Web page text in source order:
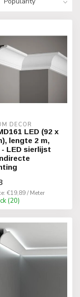
DECOR
LED (92 x
lengte 2 m,
- LED sierlijst
€19,89 / Meter
(20)